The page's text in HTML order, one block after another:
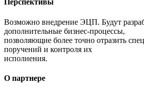
Перспективы
Возможно внедрение ЭЦП. Будут
дополнительные бизнес-процессы,
позволяющие более точно отразить
поручений и контроля их
исполнения.
О партнере